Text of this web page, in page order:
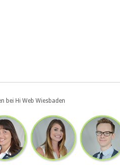
bei Hi Web Wiesbaden